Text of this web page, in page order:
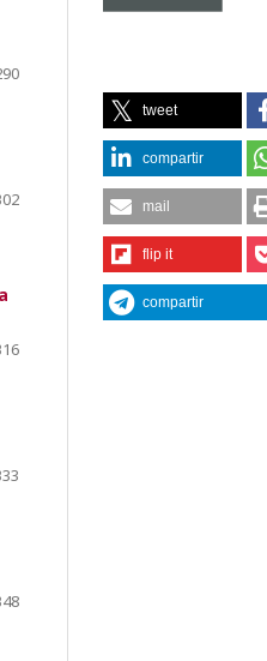
tweet
compartir
mail
flip it
compartir